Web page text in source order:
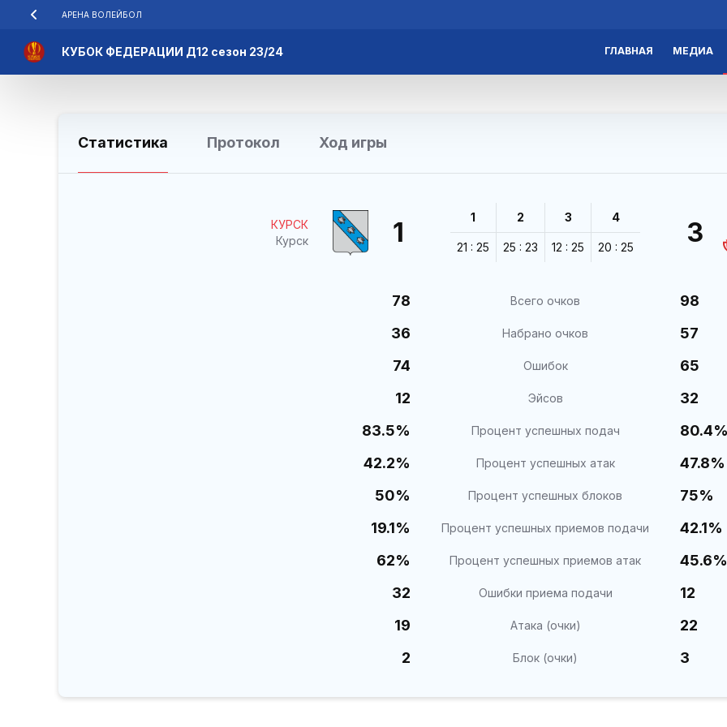
АРЕНА ВОЛЕЙБОЛ
КУБОК ФЕДЕРАЦИИ Д12 сезон 23/24 ГЛАВНАЯ МЕДИА
Статистика Протокол Ход игры
КУРСК
Курск
1 1
21 : 25
2
25 : 23
3
12 : 25
4
20 : 25 3
78 Всего очков
98
36
Набрано очков
57
74
Ошибок
65
12
Эйсов
32
83.5%
Процент успешных подач
42.2%
Процент успешных атак
47.8%
50%
Процент успешных блоков
75%
19.1%
Процент успешных приемов подачи
42.1%
62%
Процент успешных приемов атак
45.6%
32
Ошибки приема подачи
12
19
Атака (очки)
22
2
Блок (очки) 3